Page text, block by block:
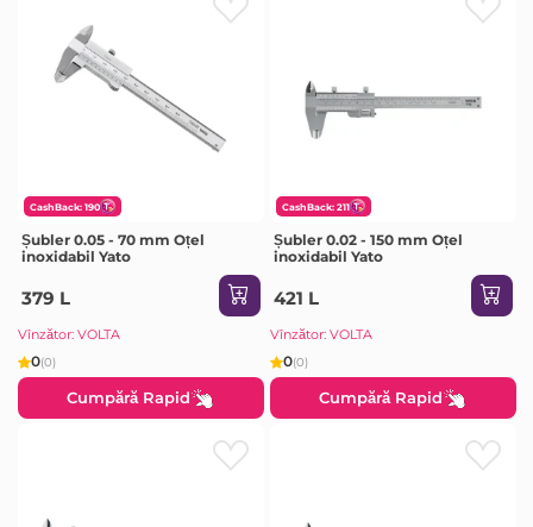
CashBack: 190
Șubler 0.05 - 70 mm Oțel
inoxidabil Yato
379 L
Vînzător: VOLTA
0(0)
Cumpără Rapid
CashBack: 211
Șubler 0.02 - 150 mm Oțel
inoxidabil Yato
421 L
Vînzător: VOLTA
0(0)
Cumpără Rapid